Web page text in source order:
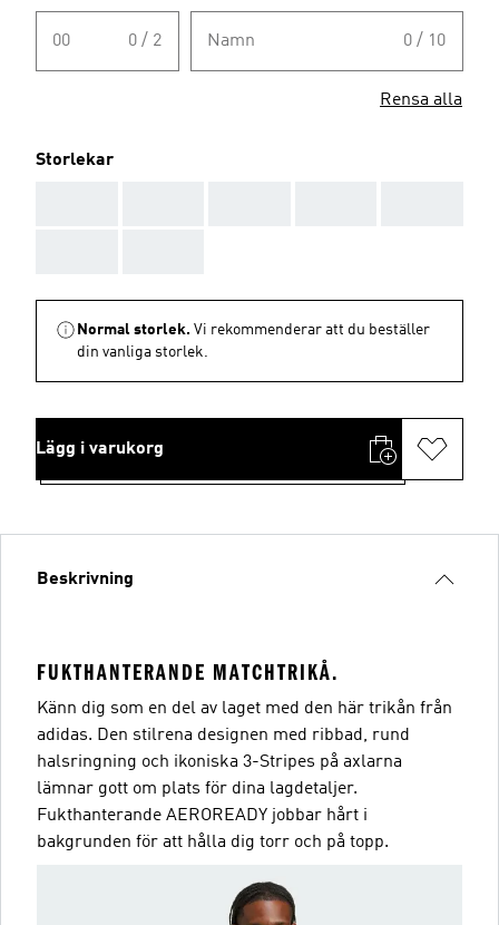
00 0 / 2 Namn 0 / 10
Rensa alla
Storlekar
Normal storlek. Vi rekommenderar att du beställer
din vanliga storlek.
Lägg i varukorg
Beskrivning
FUKTHANTERANDE MATCHTRIKÅ.
Känn dig som en del av laget med den här trikån från
adidas. Den stilrena designen med ribbad, rund
halsringning och ikoniska 3-Stripes på axlarna
lämnar gott om plats för dina lagdetaljer.
Fukthanterande AEROREADY jobbar hårt i
bakgrunden för att hålla dig torr och på topp.